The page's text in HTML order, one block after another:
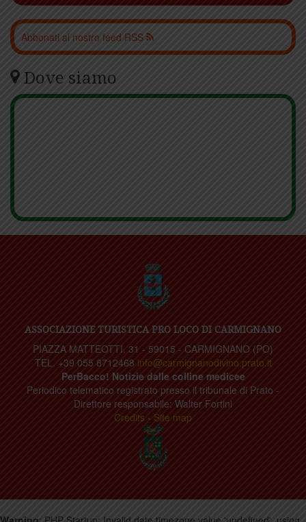
Abbonati al nostro feed RSS
Dove siamo
ASSOCIAZIONE TURISTICA PRO LOCO DI CARMIGNANO
PIAZZA MATTEOTTI, 31 - 59015 - CARMIGNANO (PO)
TEL. +39 055 8712468 info@carmignanodivino.prato.it
PerBacco! Notizie dalle colline medicee
Periodico telematico registrato presso il tribunale di Prato -
Direttore responsabile: Walter Fortini
Credits - Site map